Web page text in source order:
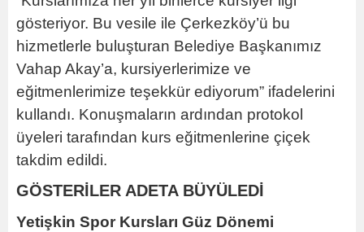
gösteriyor. Bu vesile ile Çerkezköy’ü bu
hizmetlerle buluşturan Belediye Başkanımız
Vahap Akay’a, kursiyerlerimize ve
eğitmenlerimize teşekkür ediyorum” ifadelerini
kullandı. Konuşmaların ardından protokol
üyeleri tarafından kurs eğitmenlerine çiçek
takdim edildi.
GÖSTERİLER ADETA BÜYÜLEDİ
Yetişkin Spor Kursları Güz Dönemi